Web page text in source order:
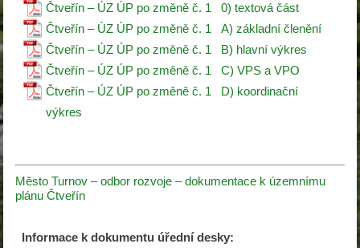
Čtveřín – ÚZ ÚP po změně č. 1 0) textová část
Čtveřín – ÚZ ÚP po změně č. 1 A) základní členění
Čtveřín – ÚZ ÚP po změně č. 1 B) hlavní výkres
Čtveřín – ÚZ ÚP po změně č. 1 C) VPS a VPO
Čtveřín – ÚZ ÚP po změně č. 1 D) koordinační
výkres
Město Turnov – odbor rozvoje – dokumentace k územnímu
plánu Čtveřín
Informace k dokumentu úřední desky: